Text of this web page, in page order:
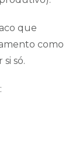
que
como
só.